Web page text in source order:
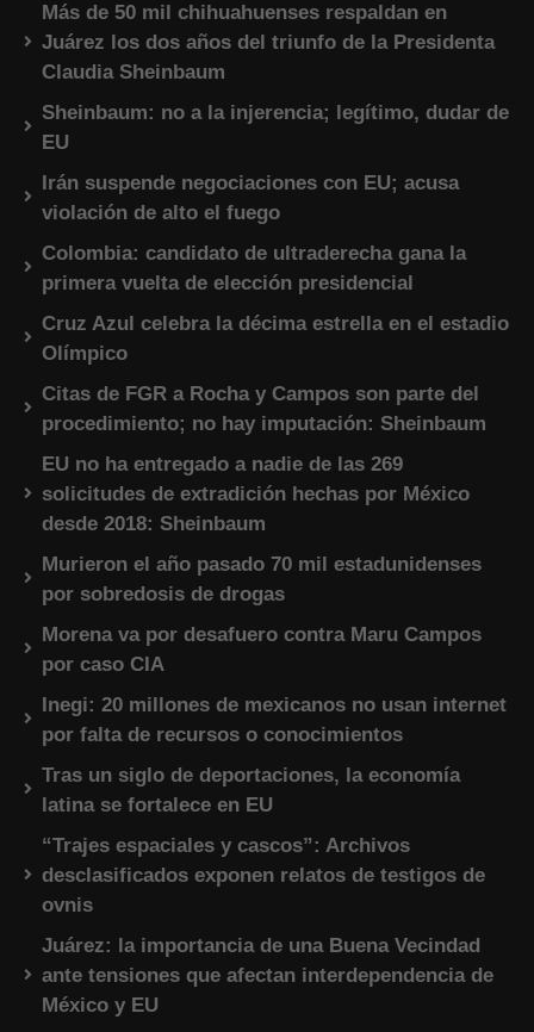
Más de 50 mil chihuahuenses respaldan en
Juárez los dos años del triunfo de la Presidenta
Claudia Sheinbaum
Sheinbaum: no a la injerencia; legítimo, dudar de
EU
Irán suspende negociaciones con EU; acusa
violación de alto el fuego
Colombia: candidato de ultraderecha gana la
primera vuelta de elección presidencial
Cruz Azul celebra la décima estrella en el estadio
Olímpico
Citas de FGR a Rocha y Campos son parte del
procedimiento; no hay imputación: Sheinbaum
EU no ha entregado a nadie de las 269
solicitudes de extradición hechas por México
desde 2018: Sheinbaum
Murieron el año pasado 70 mil estadunidenses
por sobredosis de drogas
Morena va por desafuero contra Maru Campos
por caso CIA
Inegi: 20 millones de mexicanos no usan internet
por falta de recursos o conocimientos
Tras un siglo de deportaciones, la economía
latina se fortalece en EU
“Trajes espaciales y cascos”: Archivos
desclasificados exponen relatos de testigos de
ovnis
Juárez: la importancia de una Buena Vecindad
ante tensiones que afectan interdependencia de
México y EU